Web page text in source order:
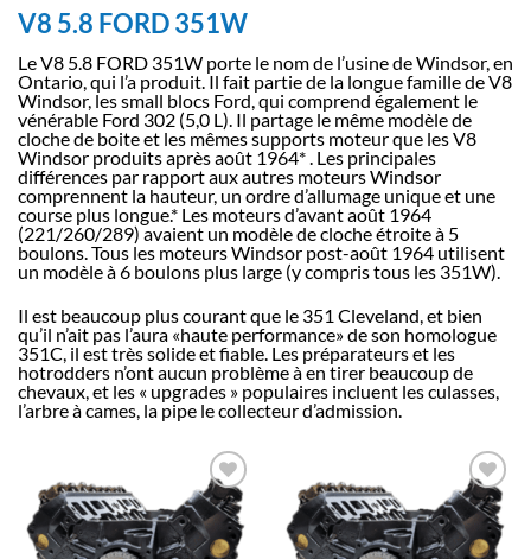
V8 5.8 FORD 351W
Le V8 5.8 FORD 351W porte le nom de l’usine de Windsor, en
Ontario, qui l’a produit. Il fait partie de la longue famille de V8
Windsor, les small blocs Ford, qui comprend également le
vénérable Ford 302 (5,0 L). Il partage le même modèle de
cloche de boite et les mêmes supports moteur que les V8
Windsor produits après août 1964* . Les principales
différences par rapport aux autres moteurs Windsor
comprennent la hauteur, un ordre d’allumage unique et une
course plus longue.* Les moteurs d’avant août 1964
(221/260/289) avaient un modèle de cloche étroite à 5
boulons. Tous les moteurs Windsor post-août 1964 utilisent
un modèle à 6 boulons plus large (y compris tous les 351W).
Il est beaucoup plus courant que le 351 Cleveland, et bien
qu’il n’ait pas l’aura «haute performance» de son homologue
351C, il est très solide et fiable. Les préparateurs et les
hotrodders n’ont aucun problème à en tirer beaucoup de
chevaux, et les « upgrades » populaires incluent les culasses,
l’arbre à cames, la pipe le collecteur d’admission.
AJOUTER
À LA
LISTE
AJOUTER
À LA
LISTE